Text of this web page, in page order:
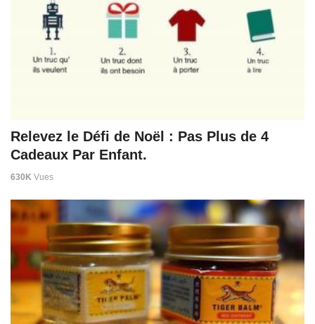
Relevez le Défi de Noël : Pas Plus de 4
Cadeaux Par Enfant.
630K Vues